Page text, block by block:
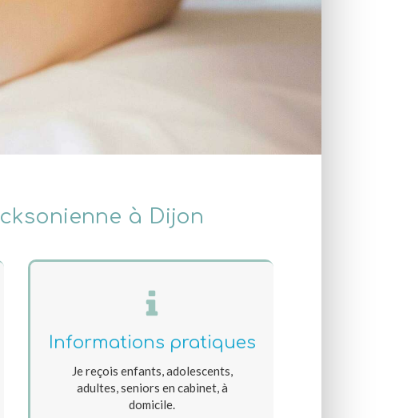
à Dijon
Informations pratiques
Je reçois enfants, adolescents,
adultes, seniors en cabinet, à
domicile.